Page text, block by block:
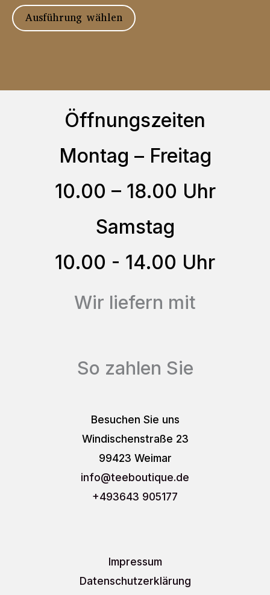
Optionen
gewählt
Ausführung wählen
Dieses
Varianten
Die
Optionen
auf
Produktseite
werden
Öffnungszeiten
Montag – Freitag
10.00 – 18.00 Uhr
Samstag
10.00 - 14.00 Uhr
Wir liefern mit
So zahlen Sie
Besuchen Sie uns
Windischenstraße 23
99423 Weimar
info@teeboutique.de
+493643 905177
Impressum
Datenschutzerklärung